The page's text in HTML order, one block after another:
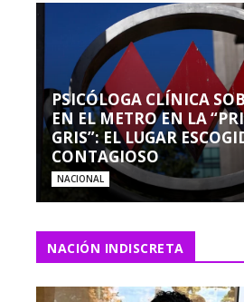
PSICÓLOGA CLÍNICA
EN EL METRO EN LA
GRIS”: EL LUGAR
CONTAGIOSO
NACIONAL
NACIÓN INDISCRETA